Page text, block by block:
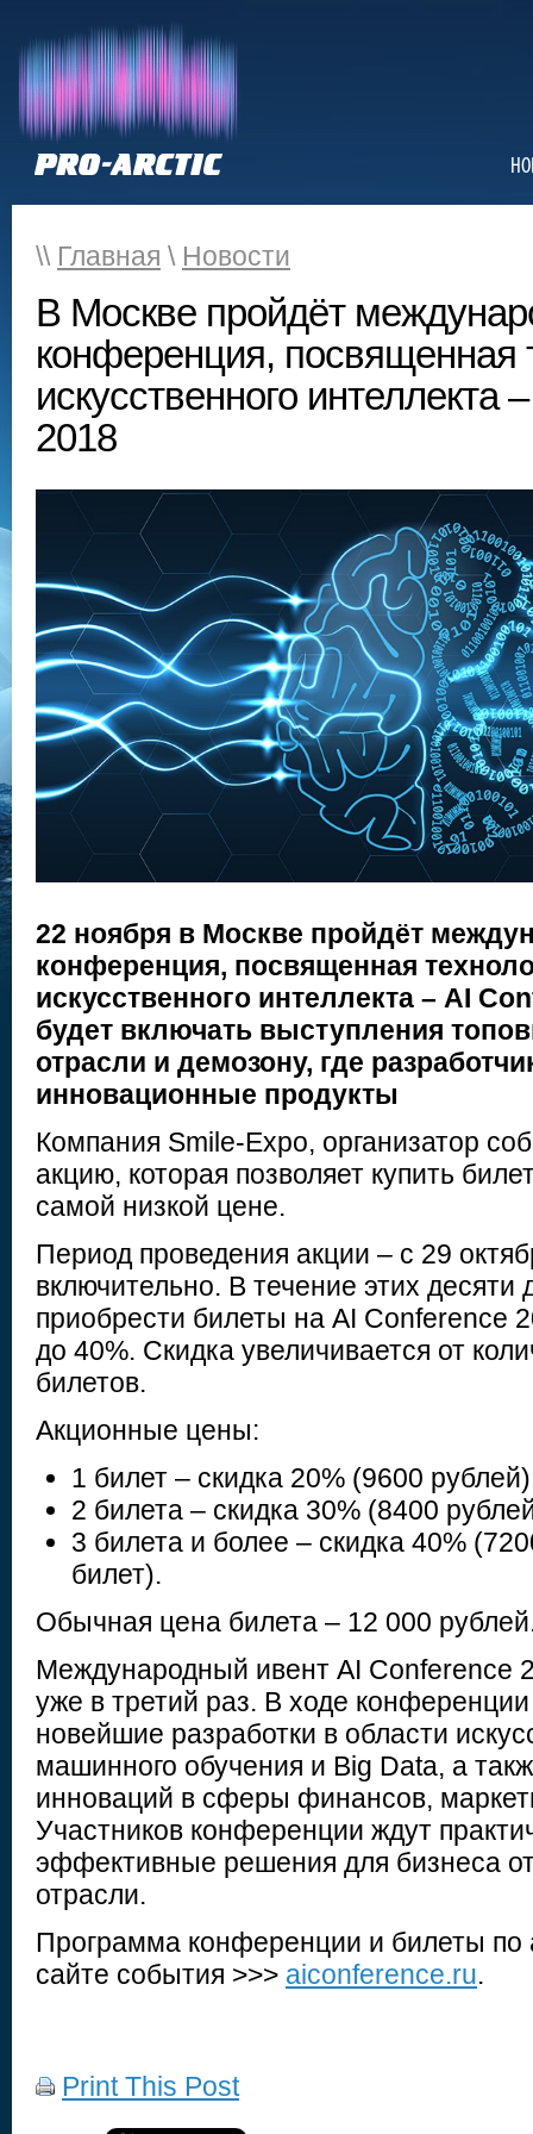
\\ Главная \ Новости
В Москве пройдёт
конференция, посвященная
искусственного интеллекта
2018
22 ноября в Москве пройдёт
конференция, посвященная
искусственного интеллекта – AI
будет включать выступления
отрасли и демозону, где
инновационные продукты
Компания Smile-Expo, организатор
акцию, которая позволяет купить
самой низкой цене.
Период проведения акции – с 29
включительно. В течение этих
приобрести билеты на AI Conference
до 40%. Скидка увеличивается от
билетов.
Акционные цены:
1 билет – скидка 20% (9600
2 билета – скидка 30% (8400
3 билета и более – скидка 40%
билет).
Обычная цена билета – 12 000
Международный ивент AI Conference
уже в третий раз. В ходе
новейшие разработки в области
машинного обучения и Big Data, а
инноваций в сферы финансов,
Участников конференции ждут
эффективные решения для бизнеса
отрасли.
Программа конференции и билеты по
сайте события >>> aiconference.ru.
Print This Post